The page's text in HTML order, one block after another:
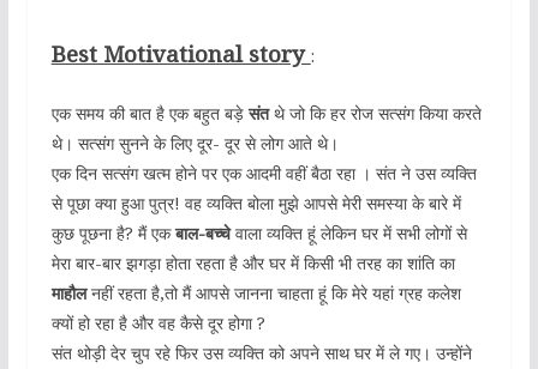
Best Motivational story :
एक समय की बात है एक बहुत बड़ेसंतथे जो कि हर रोज सत्संग किया करते
थे। सत्संग सुनने के लिए दूर- दूर से लोग आते थे।
एक दिन सत्संग खत्म होने पर एक आदमी वहीं बैठा रहा । संत ने उस व्यक्ति
से पूछा क्या हुआ पुत्र! वह व्यक्ति बोला मुझे आपसे मेरी समस्या के बारे में
कुछ पूछना है? मैं एकबाल-बच्चेवाला व्यक्ति हूं लेकिन घर में सभी लोगों से
मेरा बार-बार झगड़ा होता रहता है और घर में किसी भी तरह का शांति का
माहौलनहीं रहता है,तो मैं आपसे जानना चाहता हूं कि मेरे यहां ग्रह कलेश
क्यों हो रहा है और वह कैसे दूर होगा ?
संत थोड़ी देर चुप रहे फिर उस व्यक्ति को अपने साथ घर में ले गए। उन्होंने